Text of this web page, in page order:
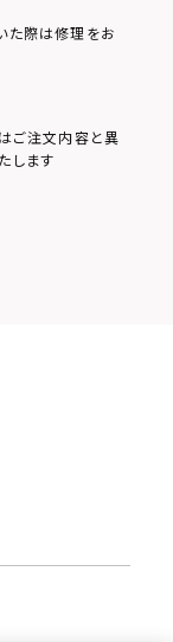
た際は修理をお
ご注文内容と異
します